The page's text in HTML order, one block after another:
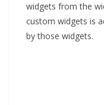
widgets from the
custom widgets is
by those widgets.